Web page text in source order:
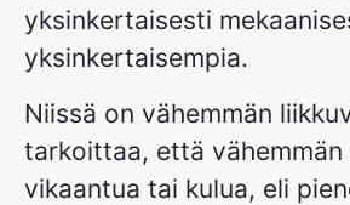
yksinkertaisesti
yksinkertaisempia.
Niissä on vähemmän
tarkoittaa, että
vikaantua tai kulua, eli